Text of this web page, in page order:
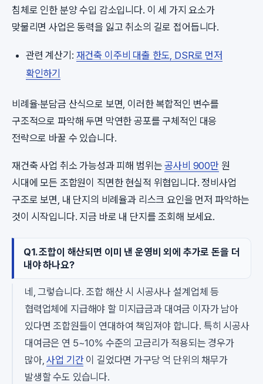
침체로 인한 분양 수입 감소입니다. 이 세 가지 요소가
맞물리면 사업은 동력을 잃고 취소의 길로 접어듭니다.
관련 계산기: 재건축 이주비 대출 한도, DSR로 먼저
확인하기
비례율·분담금 산식으로 보면, 이러한 복합적인 변수를
구조적으로 파악해 두면 막연한 공포를 구체적인 대응
전략으로 바꿀 수 있습니다.
재건축 사업 취소 가능성과 피해 범위는공사비 900만원
시대에 모든 조합원이 직면한 현실적 위협입니다. 정비사업
구조로 보면, 내 단지의 비례율과 리스크 요인을 먼저 파악하는
것이 시작입니다. 지금 바로 내 단지를 조회해 보세요.
Q1. 조합이 해산되면 이미 낸 운영비 외에 추가로 돈을 더
내야 하나요?
네, 그렇습니다. 조합 해산 시 시공사나 설계업체 등
협력업체에 지급해야 할 미지급금과 대여금 이자가 남아
있다면 조합원들이 연대하여 책임져야 합니다. 특히 시공사
대여금은 연 5~10% 수준의 고금리가 적용되는 경우가
많아,사업 기간이 길었다면 가구당 억 단위의 채무가
발생할 수도 있습니다.